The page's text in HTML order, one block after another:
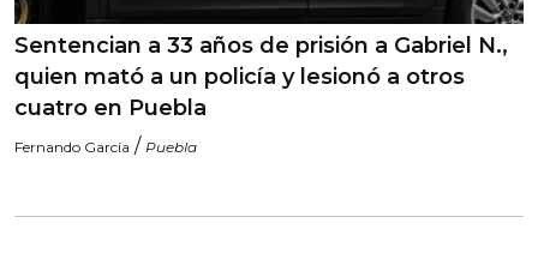
Sentencian a 33 años de prisión a Gabriel N.,
quien mató a un policía y lesionó a otros
cuatro en Puebla
Fernando García / Puebla